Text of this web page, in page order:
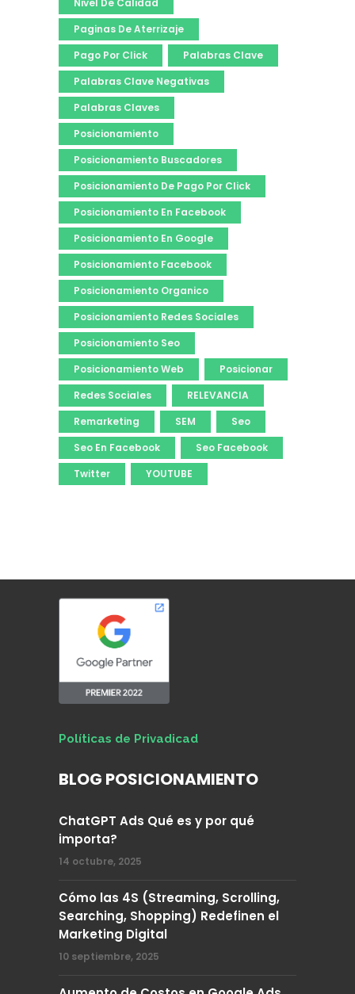
Nivel De Calidad
Paginas De Aterrizaje
Pago Por Click
Palabras Clave
Palabras Clave Negativas
Palabras Claves
Posicionamiento
Posicionamiento Buscadores
Posicionamiento De Pago Por Click
Posicionamiento En Facebook
Posicionamiento En Google
Posicionamiento Facebook
Posicionamiento Organico
Posicionamiento Redes Sociales
Posicionamiento Seo
Posicionamiento Web
Posicionar
Redes Sociales
RELEVANCIA
Remarketing
SEM
Seo
Seo En Facebook
Seo Facebook
Twitter
YOUTUBE
Políticas de Privadicad
BLOG POSICIONAMIENTO
ChatGPT Ads Qué es y por qué
importa?
14 octubre, 2025
Cómo las 4S (Streaming, Scrolling,
Searching, Shopping) Redefinen el
Marketing Digital
10 septiembre, 2025